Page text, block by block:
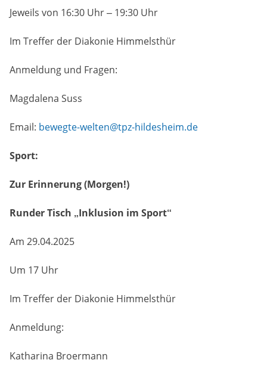
Jeweils von 16:30 Uhr – 19:30 Uhr
Im Treffer der Diakonie Himmelsthür
Anmeldung und Fragen:
Magdalena Suss
Email: bewegte-welten@tpz-hildesheim.de
Sport:
Zur Erinnerung (Morgen!)
Runder Tisch „Inklusion im Sport“
Am 29.04.2025
Um 17 Uhr
Im Treffer der Diakonie Himmelsthür
Anmeldung:
Katharina Broermann